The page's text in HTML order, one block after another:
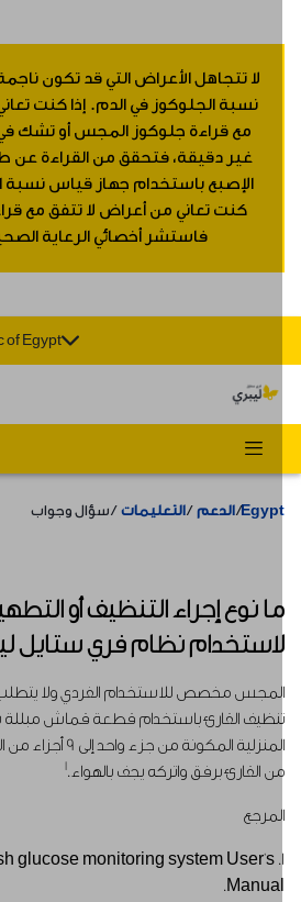
لا تتجاهل الأعراض التي قد تكون ناجمة
نسبة الجلوكوز في الدم. إذا كنت تعاني
مع قراءة جلوكوز المجس أو تشك في
غير دقيقة، فتحقق من القراءة عن
الإصبع باستخدام جهاز قياس نسبة
كنت تعاني من أعراض لا تتفق مع
فاستشر أخصائي الرعاية
of Egypt
الدعم التعليمات سؤال وجواب
نوع إجراء التنظيف أو
نظام فري ستايل
مخصص للاستخدام الفردي ولا يتطلب
القارئ باستخدام قطعة قماش مبللة
المنزلية المكونة من جزء
القارئ برفق واتركه يجف بالهواء.1
glucose monitoring system User's